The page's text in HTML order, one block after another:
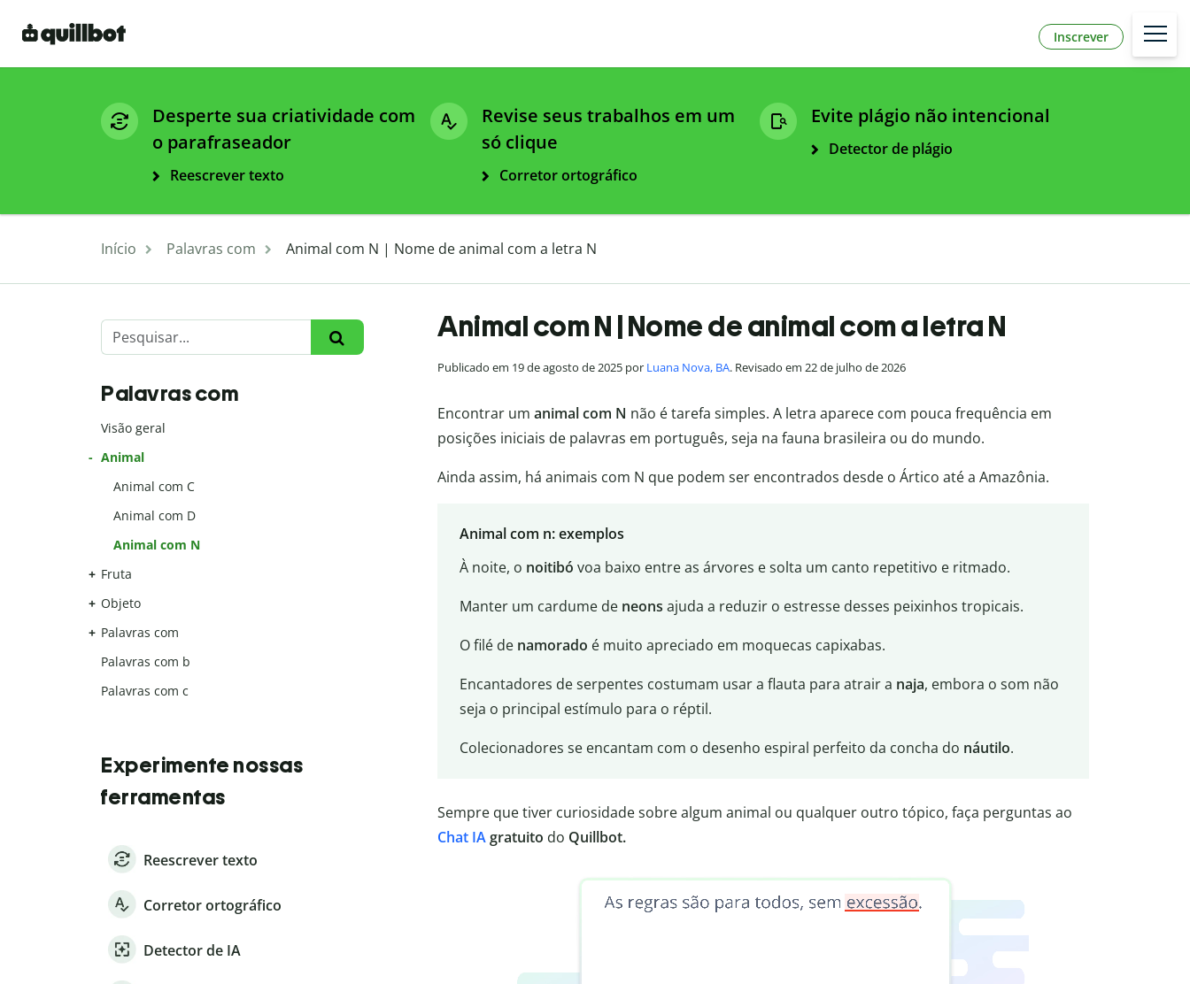
Inscrever
Desperte sua criatividade com
o parafraseador
Reescrever texto
Revise seus trabalhos em um
só clique
Corretor ortográfico
Evite plágio não intencional
Detector de plágio
Início Palavras com Animal com N | Nome de animal com a letra N
Animal com N | Nome de animal com a letra N
Publicado em 19 de agosto de 2025 por Luana Nova, BA. Revisado em 22 de julho de 2026
Encontrar um animal com N não é tarefa simples. A letra aparece com pouca frequência em
posições iniciais de palavras em português, seja na fauna brasileira ou do mundo.
Ainda assim, há animais com N que podem ser encontrados desde o Ártico até a Amazônia.
Animal com n: exemplos
À noite, o noitibó voa baixo entre as árvores e solta um canto repetitivo e ritmado.
Manter um cardume de neons ajuda a reduzir o estresse desses peixinhos tropicais.
O filé de namorado é muito apreciado em moquecas capixabas.
Encantadores de serpentes costumam usar a flauta para atrair a naja, embora o som não
seja o principal estímulo para o réptil.
Colecionadores se encantam com o desenho espiral perfeito da concha do náutilo.
Sempre que tiver curiosidade sobre algum animal ou qualquer outro tópico, faça perguntas ao
Chat IAgratuito do Quillbot.
Palavras com
Visão geral
Animal
Animal com C
Animal com D
Animal com N
Fruta
Objeto
Palavras com
Palavras com b
Palavras com c
Experimente nossas
ferramentas
Reescrever texto
Corretor ortográfico
Detector de IA